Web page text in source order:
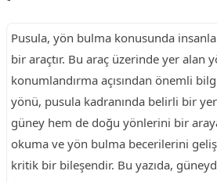
Pusula, yön bulma konusunda
bir araçtır. Bu araç üzerinde yer alan
konumlandırma açısından önemli
yönü, pusula kadranında belirli bir
güney hem de doğu yönlerini bir
okuma ve yön bulma becerilerini
kritik bir bileşendir. Bu yazıda,